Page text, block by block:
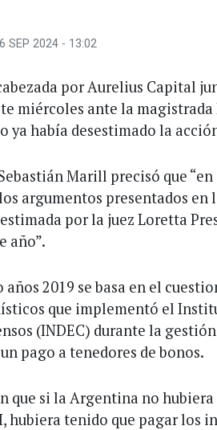
SEP 2024 - 13:02
por Aurelius Capital
miércoles ante la
ya había desestimado la
Marill precisó que “en
argumentos presentados en
por la juez Loretta
año”.
2019 se basa en el
que implementó el
(INDEC) durante la
pago a tenedores de bonos.
que si la Argentina no
hubiera tenido que pagar los